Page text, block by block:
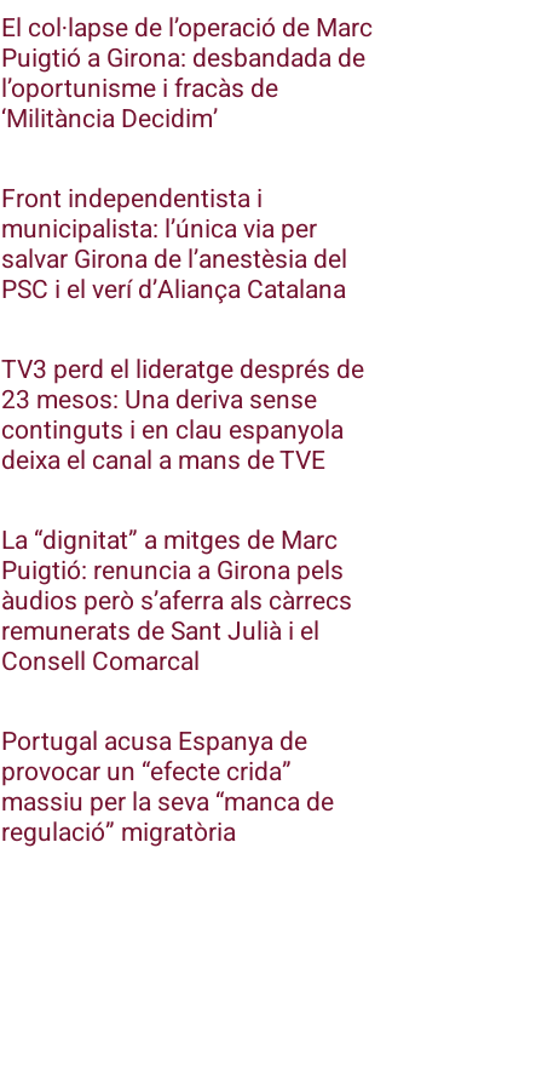
El col·lapse de l’operació de Marc
Puigtió a Girona: desbandada de
l’oportunisme i fracàs de
‘Militància Decidim’
Front independentista i
municipalista: l’única via per
salvar Girona de l’anestèsia del
PSC i el verí d’Aliança Catalana
TV3 perd el lideratge després de
23 mesos: Una deriva sense
continguts i en clau espanyola
deixa el canal a mans de TVE
La “dignitat” a mitges de Marc
Puigtió: renuncia a Girona pels
àudios però s’aferra als càrrecs
remunerats de Sant Julià i el
Consell Comarcal
Portugal acusa Espanya de
provocar un “efecte crida”
massiu per la seva “manca de
regulació” migratòria